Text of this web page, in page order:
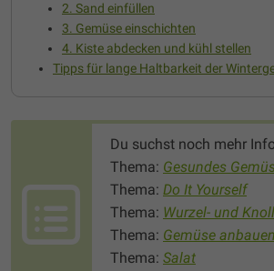
2. Sand einfüllen
3. Gemüse einschichten
4. Kiste abdecken und kühl stellen
Tipps für lange Haltbarkeit der
Du suchst noch mehr
Thema: Gesundes
Thema: Do It Yourself
Thema: Wurzel- und
Thema: Gemüse anbauen
Thema: Salat